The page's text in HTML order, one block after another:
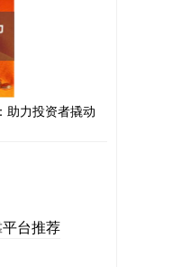
助力投资者撬动
台推荐